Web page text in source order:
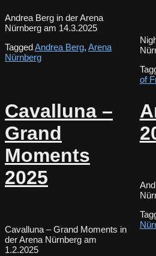
Andrea Berg in der Arena
Nürnberg am 14.3.2025
TaggedAndrea Berg, Arena
Nürnberg
of
Cavalluna –
Grand
Moments
2025
Cavalluna – Grand Moments in
der Arena Nürnberg am
1.2.2025